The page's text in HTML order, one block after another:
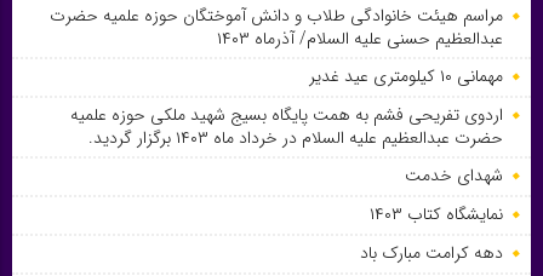
مراسم هیئت خانوادگی طلاب و دانش آموختگان حوزه علمیه حضرت
عبدالعظیم حسنی علیه السلام/ آذرماه ۱۴۰۳
مهمانی ۱۰ کیلومتری عید غدیر
اردوی تفریحی فشم به همت پایگاه بسیج شهید ملکی حوزه علمیه
حضرت عبدالعظیم علیه السلام در خرداد ماه ۱۴۰۳ برگزار گردید.
شهدای خدمت
نمایشگاه کتاب ۱۴۰۳
دهه کرامت مبارک باد